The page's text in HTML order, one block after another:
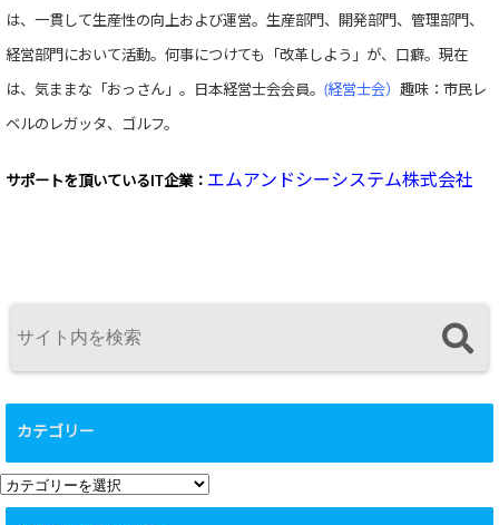
は、一貫して生産性の向上および運営。生産部門、開発部門、管理部門、
経営部門において活動。何事につけても「改革しよう」が、口癖。現在
は、気ままな「おっさん」。日本経営士会会員。 (経営士会） 趣味：市民レ
ベルのレガッタ、ゴルフ。
サポートを頂いている IT企業： エムアンドシーシステム株式会社
カテゴリー
カ
テ